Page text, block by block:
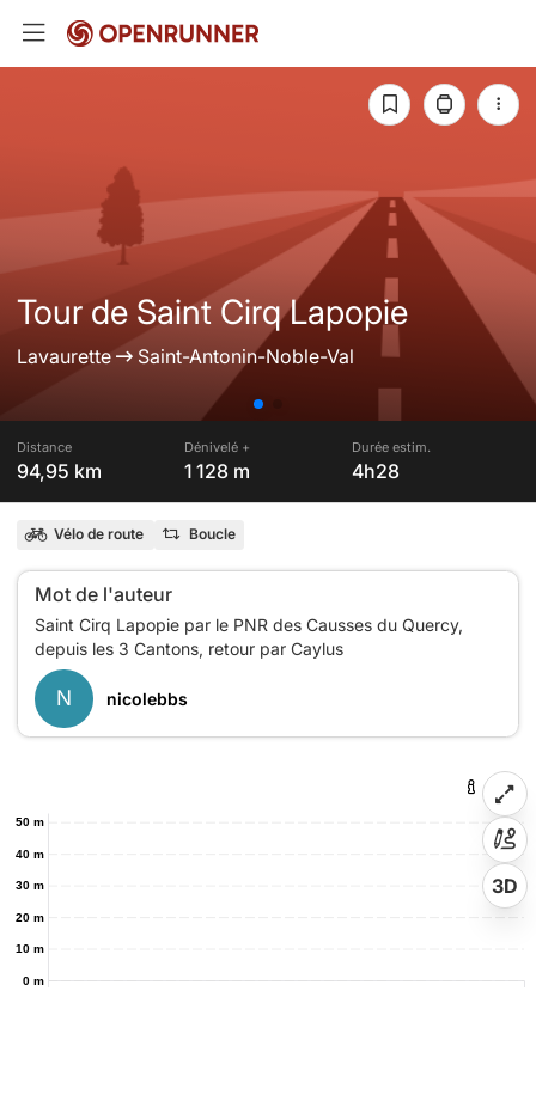
Tour de Saint Cirq Lapopie
Lavaurette Saint-Antonin-Noble-Val
Distance
94,95 km
Dénivelé +
1 128 m
Durée estim.
4h28
Vélo de route Boucle
Mot de l'auteur
Saint Cirq Lapopie par le PNR des Causses du Quercy,
N nicolebbs
0 m
10 m
20 m
30 m
40 m
50 m
3D